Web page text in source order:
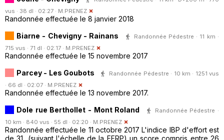
vus · 38 dl · 02:27 · M.PRENEZ
Randonnée effectuée le 8 janvier 2018
Biarne - Chevigny - Rainans
Randonnée Pédestre · 11 km ·
715 vus · 71 dl · 02:17 · M.PRENEZ
Randonnée effectuée le 15 novembre 2017
Parcey - Les Goubots
Randonnée Pédestre · 10 km · 1251 vus
· 66 dl · 02:07 · M.PRENEZ
Randonnée effectuée le 13 novembre 2017.
Dole rue Berthollet - Mont Roland
Randonnée Pédestre ·
10 km · 840 vus · 55 dl · 02:20 · M.PRENEZ
Randonnée effectuée le 11 octobre 2017 L'indice IBP d'effort est
de 31, (suivant l'échelle de la FFRP) un score compris entre 26